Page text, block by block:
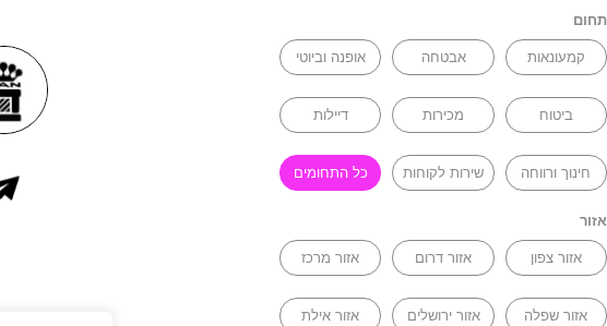
תחום
קמעונאות אבטחה אופנה וביוטי
ביטוח מכירות דיילות
חינוך ורווחה שירות לקוחות כל התחומים
אזור
אזור צפון אזור דרום אזור מרכז
אזור שפלה אזור ירושלים אזור אילת